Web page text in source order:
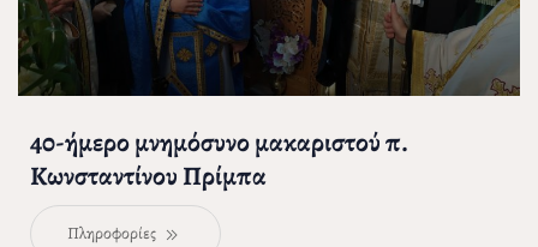
40-ήμερο μνημόσυνο μακαριστού π.
Κωνσταντίνου Πρίμπα
Πληροφορίες